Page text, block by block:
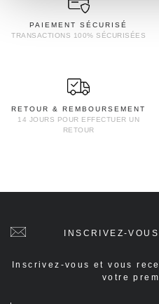
PAIEMENT SÉCURISÉ
TRANSACTIONS 100% SÉCURISÉES
RETOUR & REMBOURSEMENT
14 JOURS POUR EFFECTUER UN
RETOUR
INSCRIVEZ-
Inscrivez-vous et vous
votre